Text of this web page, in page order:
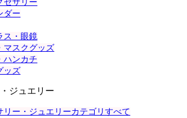
セサリー
ダー
ス・眼鏡
マスクグッズ
ハンカチ
ッズ
ジュエリー
リー・ジュエリーカテゴリすべて